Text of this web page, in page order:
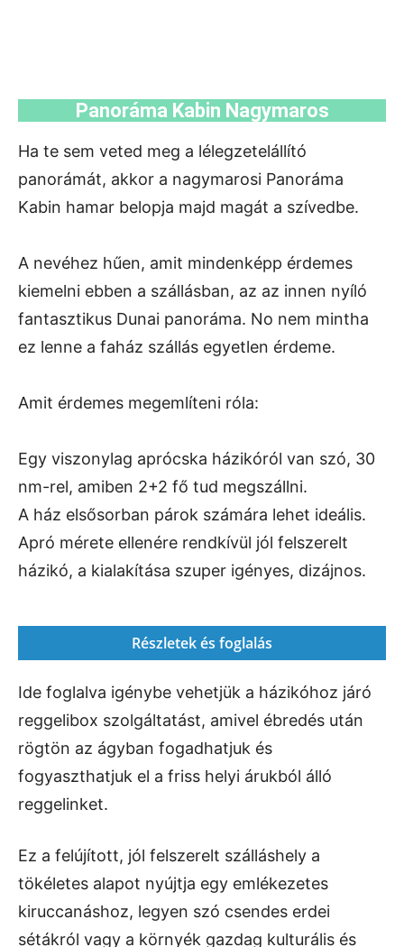
Panoráma Kabin Nagymaros
Ha te sem veted meg a lélegzetelállító
panorámát, akkor a nagymarosi Panoráma
Kabin hamar belopja majd magát a szívedbe.
A nevéhez hűen, amit mindenképp érdemes
kiemelni ebben a szállásban, az az innen nyíló
fantasztikus Dunai panoráma. No nem mintha
ez lenne a faház szállás egyetlen érdeme.
Amit érdemes megemlíteni róla:
Egy viszonylag aprócska házikóról van szó, 30
nm-rel, amiben 2+2 fő tud megszállni.
A ház elsősorban párok számára lehet ideális.
Apró mérete ellenére rendkívül jól felszerelt
házikó, a kialakítása szuper igényes, dizájnos.
Részletek és foglalás
Ide foglalva igénybe vehetjük a házikóhoz járó
reggelibox szolgáltatást, amivel ébredés után
rögtön az ágyban fogadhatjuk és
fogyaszthatjuk el a friss helyi árukból álló
reggelinket.
Ez a felújított, jól felszerelt szálláshely a
tökéletes alapot nyújtja egy emlékezetes
kiruccanáshoz, legyen szó csendes erdei
sétákról vagy a környék gazdag kulturális és